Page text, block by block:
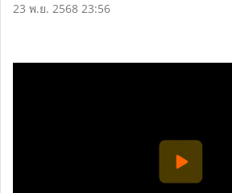
23 พ.ย. 2568 23:56